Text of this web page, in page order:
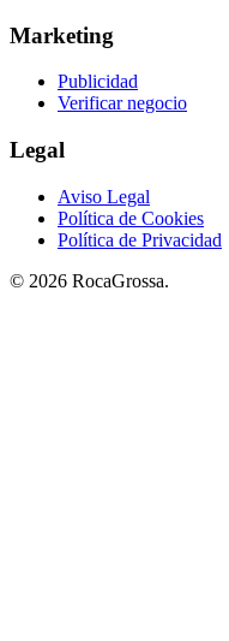
Marketing
Publicidad
Verificar negocio
Legal
Aviso Legal
Política de Cookies
Política de Privacidad
© 2026 RocaGrossa.